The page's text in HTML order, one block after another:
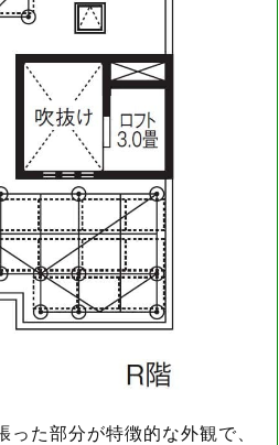
た部分が特徴的な外観で、